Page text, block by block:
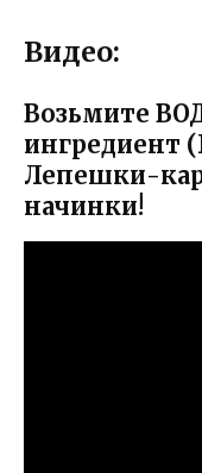
Видео:
Возьмите
ингредиент
Лепешки-
начинки!